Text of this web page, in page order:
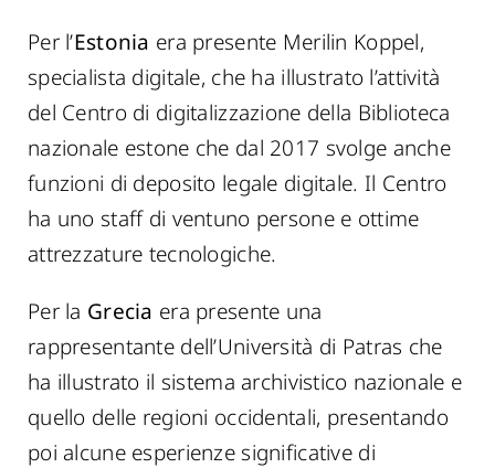
Per l’Estonia era presente Merilin Koppel,
specialista digitale, che ha illustrato l’attività
del Centro di digitalizzazione della Biblioteca
nazionale estone che dal 2017 svolge anche
funzioni di deposito legale digitale. Il Centro
ha uno staff di ventuno persone e ottime
attrezzature tecnologiche.
Per la Grecia era presente una
rappresentante dell’Università di Patras che
ha illustrato il sistema archivistico nazionale e
quello delle regioni occidentali, presentando
poi alcune esperienze significative di